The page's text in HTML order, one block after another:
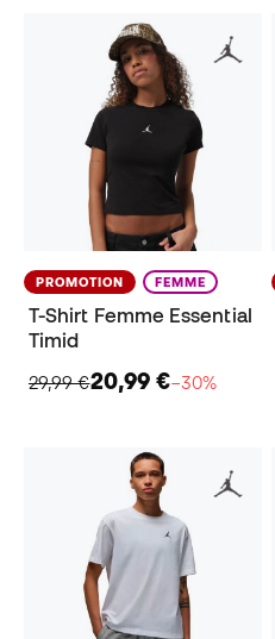
PROMOTION FEMME
T-Shirt Femme Essential
Timid
29,99 €20,99 €−30%